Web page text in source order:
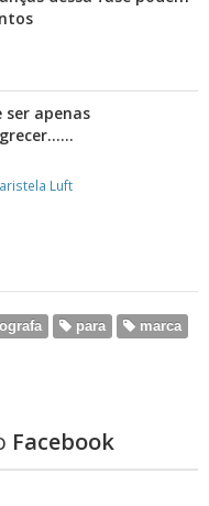
ser apenas
Luft
para
marca
Facebook